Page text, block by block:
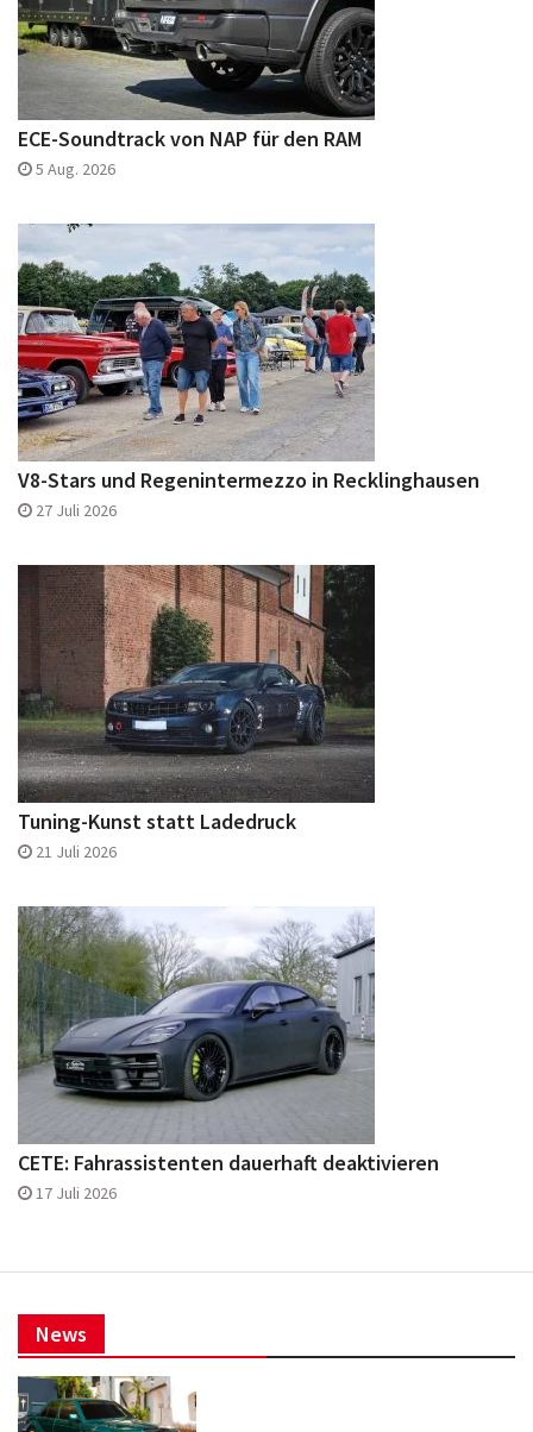
ECE-Soundtrack von NAP für den RAM
5 Aug. 2026
V8-Stars und Regenintermezzo in Recklinghausen
27 Juli 2026
Tuning-Kunst statt Ladedruck
21 Juli 2026
CETE: Fahrassistenten dauerhaft deaktivieren
17 Juli 2026
News